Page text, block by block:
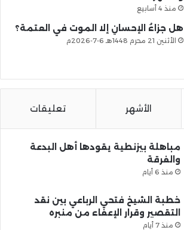
منذ 4 أسابيع
هل جزاءُ الإحسانِ إلا الموت في العتمة؟
الأثنين 21 محرم 1448هـ 6-7-2026م
الأشهر تعليقات
مباهلة بيزنطية يقودها أهل البدعة
والفرقة
منذ 6 أيام
خطبة الشيخ فتحي الرباعي بين نقد
التقصير وقرار الإعفاء من منبره
منذ 7 أيام